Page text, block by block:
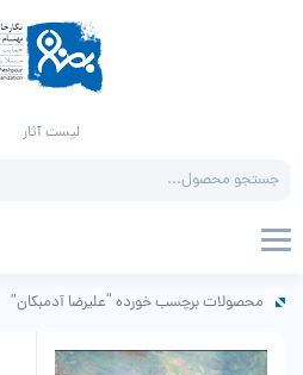
لیست آثار
search
محصولات برچسب خورده “علیرضا آدمبکان”